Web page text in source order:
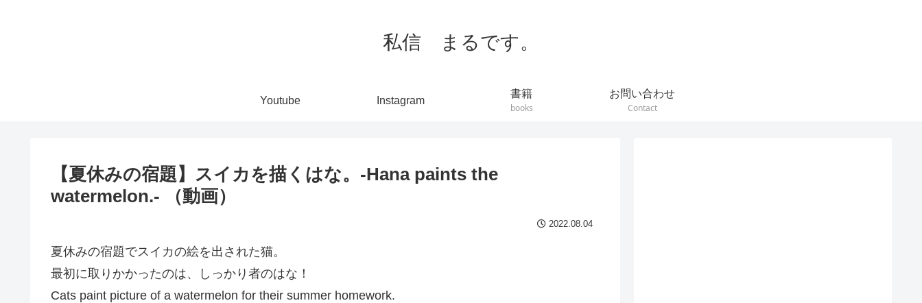
私信 まるです。
Youtube Instagram
書籍
books
お問い合わせ
Contact
【夏休みの宿題】スイカを描くはな。-Hana paints the
watermelon.- （動画）
2022.08.04
夏休みの宿題でスイカの絵を出された猫。
最初に取りかかったのは、しっかり者のはな！
Cats paint picture of a watermelon for their summer homework.